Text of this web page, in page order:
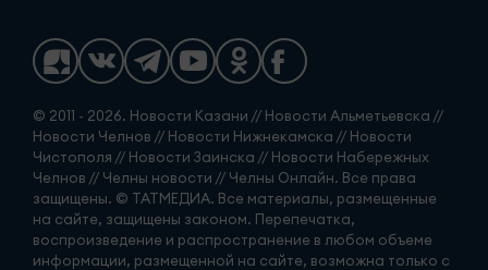
© 2011 - 2026. Новости Казани // Новости Альметьевска //
Новости Челнов // Новости Нижнекамска // Новости
Чистополя // Новости Заинска // Новости Набережных
Челнов // Челны новости // Челны Онлайн. Все права
защищены. © ТАТМЕДИА. Все материалы, размещенные
на сайте, защищены законом. Перепечатка,
воспроизведение и распространение в любом объеме
информации, размещенной на сайте, возможна только с